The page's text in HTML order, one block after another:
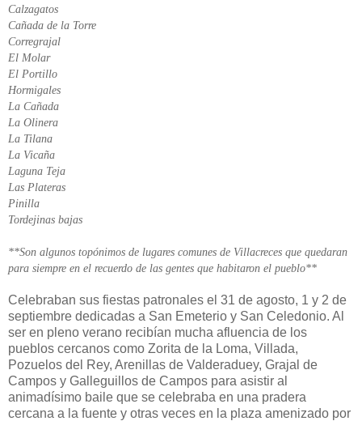
Calzagatos
Cañada de la Torre
Corregrajal
El Molar
El Portillo
Hormigales
La Cañada
La Olinera
La Tilana
La Vicaña
Laguna Teja
Las Plateras
Pinilla
Tordejinas bajas
**Son algunos topónimos de lugares comunes de Villacreces que quedaran
para siempre en el recuerdo de las gentes que habitaron el pueblo**
Celebraban sus fiestas patronales el 31 de agosto, 1 y 2 de
septiembre dedicadas a San Emeterio y San Celedonio. Al
ser en pleno verano recibían mucha afluencia de los
pueblos cercanos como Zorita de la Loma, Villada,
Pozuelos del Rey, Arenillas de Valderaduey, Grajal de
Campos y Galleguillos de Campos para asistir al
animadísimo baile que se celebraba en una pradera
cercana a la fuente y otras veces en la plaza amenizado por